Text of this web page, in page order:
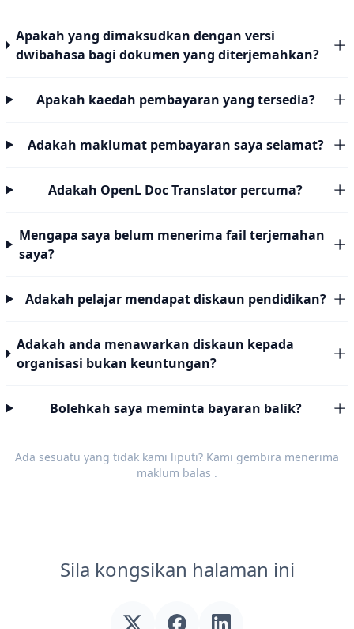
Apakah yang dimaksudkan dengan versi
dwibahasa bagi dokumen yang diterjemahkan?
Apakah kaedah pembayaran yang tersedia?
Adakah maklumat pembayaran saya selamat?
Adakah OpenL Doc Translator percuma?
Mengapa saya belum menerima fail terjemahan
saya?
Adakah pelajar mendapat diskaun pendidikan?
Adakah anda menawarkan diskaun kepada
organisasi bukan keuntungan?
Bolehkah saya meminta bayaran balik?
Ada sesuatu yang tidak kami liputi? Kami gembira menerima
maklum balas .
Sila kongsikan halaman ini